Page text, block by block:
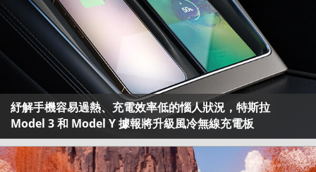
紓解手機容易過熱、充電效率低的惱人狀況，特斯拉
Model 3 和 Model Y 據報將升級風冷無線充電板